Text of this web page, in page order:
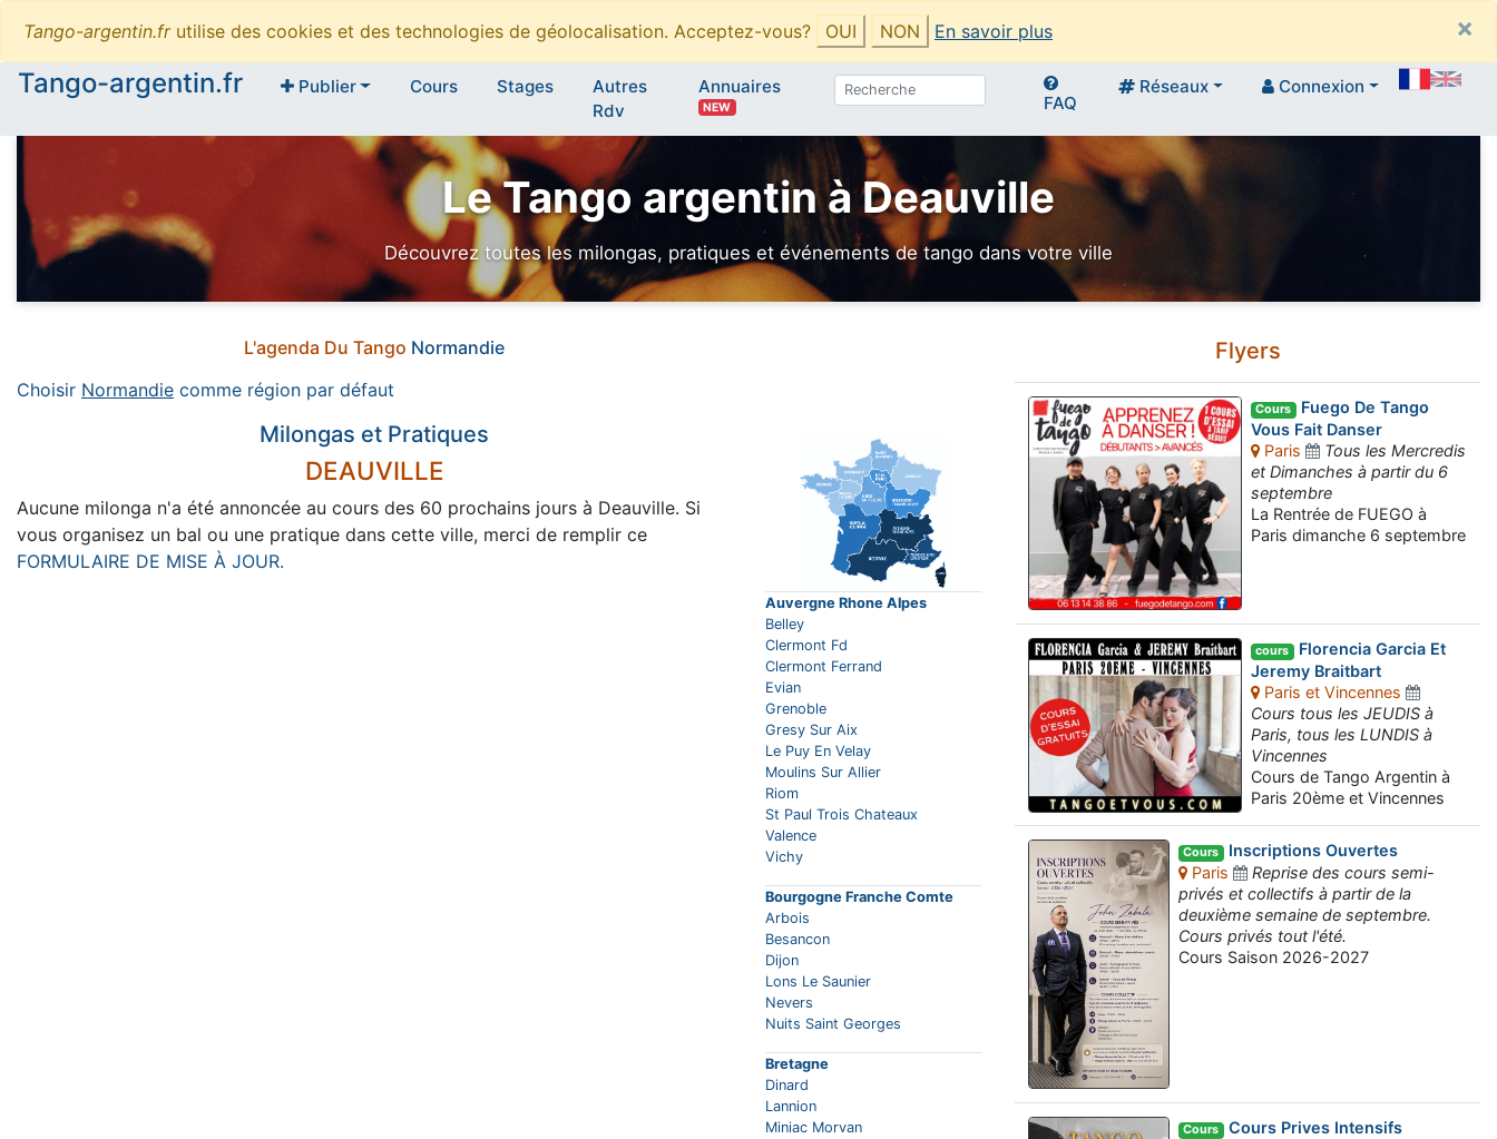
Tango-argentin.frutilise des cookies et des technologies de géolocalisation. Acceptez-vous? OUI NON En savoir plus
×
Tango-argentin.fr
Publier Cours Stages
Autres
Rdv
Annuaires
NEW FAQ
Réseaux Connexion
Le Tango argentin à Deauville
Découvrez toutes les milongas, pratiques et événements de tango dans votre ville
L'agenda Du Tango Normandie
Choisir Normandie comme région par défaut
Milongas et Pratiques
DEAUVILLE
Aucune milonga n'a été annoncée au cours des 60 prochains jours à Deauville. Si
vous organisez un bal ou une pratique dans cette ville, merci de remplir ce
FORMULAIRE DE MISE À JOUR.
Auvergne Rhone Alpes
Belley
Clermont Fd
Clermont Ferrand
Evian
Grenoble
Gresy Sur Aix
Le Puy En Velay
Moulins Sur Allier
Riom
St Paul Trois Chateaux
Valence
Vichy
Bourgogne Franche Comte
Arbois
Besancon
Dijon
Lons Le Saunier
Nevers
Nuits Saint Georges
Bretagne
Dinard
Lannion
Miniac Morvan
Flyers
Cours Fuego De Tango
Vous Fait Danser
Paris
Tous les Mercredis
et Dimanches à partir du 6
septembre
La Rentrée de FUEGO à
Paris dimanche 6 septembre
cours Florencia Garcia Et
Jeremy Braitbart
Paris et Vincennes
Cours tous les JEUDIS à
Paris, tous les LUNDIS à
Vincennes
Cours de Tango Argentin à
Paris 20ème et Vincennes
Cours Inscriptions Ouvertes
Paris
Reprise des cours semi-
privés et collectifs à partir de la
deuxième semaine de septembre.
Cours privés tout l'été.
Cours Saison 2026-2027
Cours Cours Prives Intensifs